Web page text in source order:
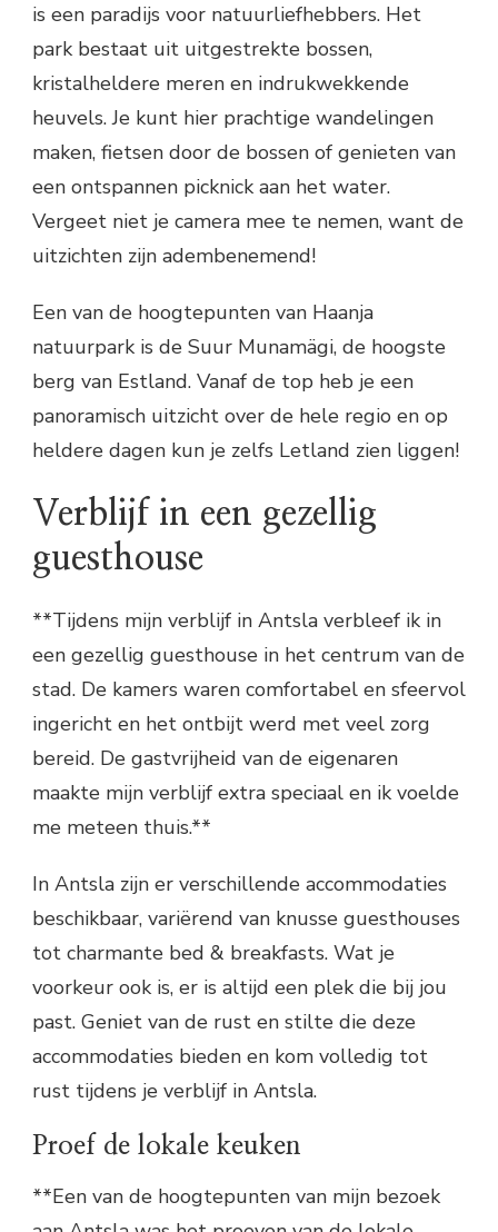
is een paradijs voor natuurliefhebbers. Het
park bestaat uit uitgestrekte bossen,
kristalheldere meren en indrukwekkende
heuvels. Je kunt hier prachtige wandelingen
maken, fietsen door de bossen of genieten van
een ontspannen picknick aan het water.
Vergeet niet je camera mee te nemen, want de
uitzichten zijn adembenemend!
Een van de hoogtepunten van Haanja
natuurpark is de Suur Munamägi, de hoogste
berg van Estland. Vanaf de top heb je een
panoramisch uitzicht over de hele regio en op
heldere dagen kun je zelfs Letland zien liggen!
Verblijf in een gezellig
guesthouse
**Tijdens mijn verblijf in Antsla verbleef ik in
een gezellig guesthouse in het centrum van de
stad. De kamers waren comfortabel en sfeervol
ingericht en het ontbijt werd met veel zorg
bereid. De gastvrijheid van de eigenaren
maakte mijn verblijf extra speciaal en ik voelde
me meteen thuis.**
In Antsla zijn er verschillende accommodaties
beschikbaar, variërend van knusse guesthouses
tot charmante bed & breakfasts. Wat je
voorkeur ook is, er is altijd een plek die bij jou
past. Geniet van de rust en stilte die deze
accommodaties bieden en kom volledig tot
rust tijdens je verblijf in Antsla.
Proef de lokale keuken
**Een van de hoogtepunten van mijn bezoek